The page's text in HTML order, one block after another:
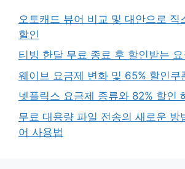
오토캐드 뷰어 비교 및 대안으로 직
할인
티빙 한달 무료 종료 후 할인받는
웨이브 요금제 변화 및 65% 할인쿠
넷플릭스 요금제 종류와 82% 할인
무료 대용량 파일 전송의 새로운 방
어 사용법